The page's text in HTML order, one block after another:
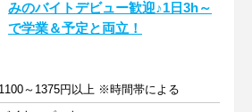
みのバイトデビュー歓迎♪1日3h～
で学業＆予定と両立！
～1375円以上 ※時間帯による